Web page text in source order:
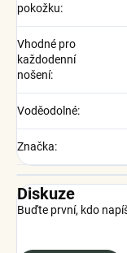
pokožku:
Vhodné pro
každodenní
nošení:
Voděodolné:
Značka:
Diskuze
Buďte první, kdo